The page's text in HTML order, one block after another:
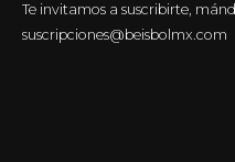
Te invitamos a suscribirte,
suscripciones@beisbolmx.com